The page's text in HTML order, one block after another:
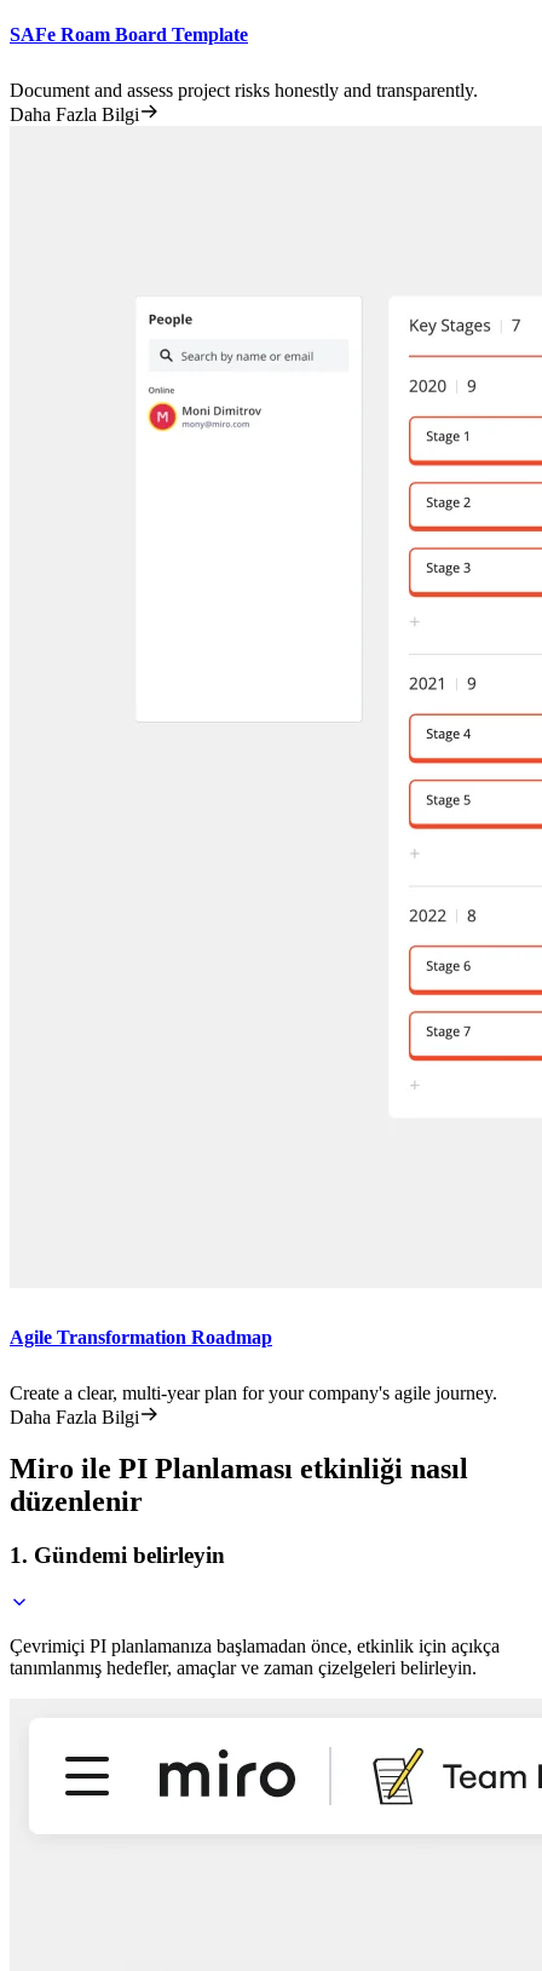
SAFe Roam Board Template
Document and assess project risks honestly and transparently.
Daha Fazla Bilgi
Agile Transformation Roadmap
Create a clear, multi-year plan for your company's agile journey.
Daha Fazla Bilgi
Miro ile PI Planlaması etkinliği nasıl
düzenlenir
1. Gündemi belirleyin
Çevrimiçi PI planlamanıza başlamadan önce, etkinlik için açıkça
tanımlanmış hedefler, amaçlar ve zaman çizelgeleri belirleyin.